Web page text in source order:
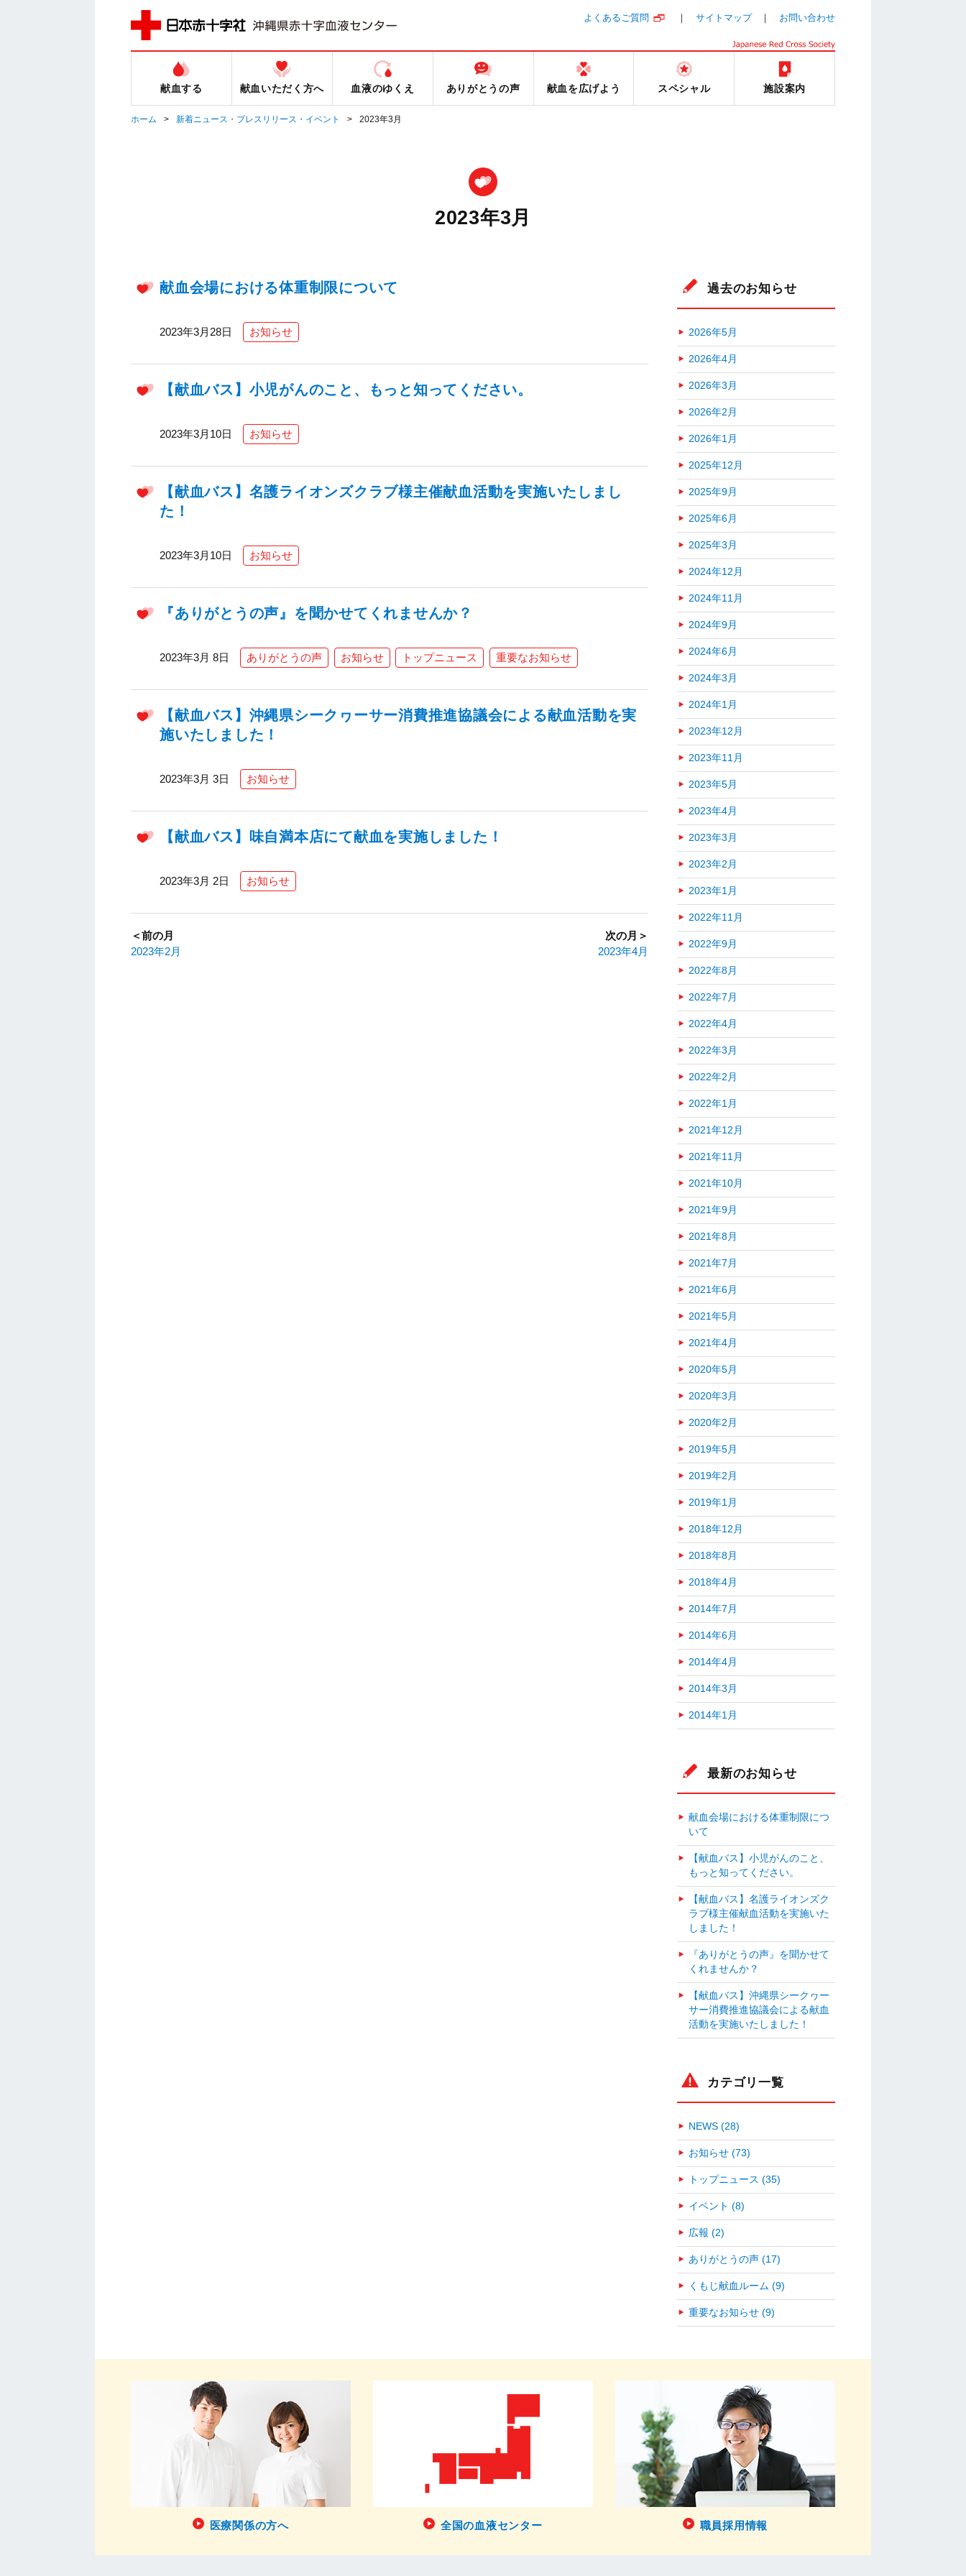
よくあるご質問 サイトマップ お問い合わせ
献血する 献血いただく方へ 血液のゆくえ ありがとうの声 献血を広げよう スペシャル 施設案内
ホーム 新着ニュース・プレスリリース・イベント 2023年3月
2023年3月
献血会場における体重制限について
2023年3月28日 お知らせ
【献血バス】小児がんのこと、もっと知ってください。
2023年3月10日 お知らせ
【献血バス】名護ライオンズクラブ様主催献血活動を実施いたしまし
た！
2023年3月10日 お知らせ
『ありがとうの声』を聞かせてくれませんか？
2023年3月 8日 ありがとうの声 お知らせ トップニュース 重要なお知らせ
【献血バス】沖縄県シークヮーサー消費推進協議会による献血活動を実
施いたしました！
2023年3月 3日 お知らせ
【献血バス】味自満本店にて献血を実施しました！
2023年3月 2日 お知らせ
＜前の月
2023年2月
次の月＞
2023年4月
過去のお知らせ
2026年5月
2026年4月
2026年3月
2026年2月
2026年1月
2025年12月
2025年9月
2025年6月
2025年3月
2024年12月
2024年11月
2024年9月
2024年6月
2024年3月
2024年1月
2023年12月
2023年11月
2023年5月
2023年4月
2023年3月
2023年2月
2023年1月
2022年11月
2022年9月
2022年8月
2022年7月
2022年4月
2022年3月
2022年2月
2022年1月
2021年12月
2021年11月
2021年10月
2021年9月
2021年8月
2021年7月
2021年6月
2021年5月
2021年4月
2020年5月
2020年3月
2020年2月
2019年5月
2019年2月
2019年1月
2018年12月
2018年8月
2018年4月
2014年7月
2014年6月
2014年4月
2014年3月
2014年1月
最新のお知らせ
献血会場における体重制限につ
いて
【献血バス】小児がんのこと、
もっと知ってください。
【献血バス】名護ライオンズク
ラブ様主催献血活動を実施いた
しました！
『ありがとうの声』を聞かせて
くれませんか？
【献血バス】沖縄県シークヮー
サー消費推進協議会による献血
活動を実施いたしました！
カテゴリ一覧
NEWS (28)
お知らせ (73)
トップニュース (35)
イベント (8)
広報 (2)
ありがとうの声 (17)
くもじ献血ルーム (9)
重要なお知らせ (9)
医療関係の方へ 全国の血液センター 職員採用情報